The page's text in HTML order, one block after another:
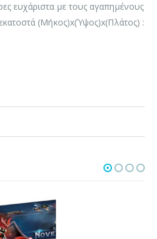
ευχάριστα με τους αγαπημένους
(Μήκος)x(Ύψος)x(Πλάτος) :